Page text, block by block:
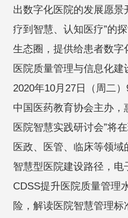
出数字化医院的发展愿景
疗到智慧、认知医疗”的
生态圈，提供给患者数
医院质量管理与信息化建
2020年10月27日（周二
中国医药教育协会主办，
医院智慧实践研讨会”将
医政、医管、临床等领
智慧型医院建设路径，电
CDSS提升医院质量管理
险，解读医院智慧管理标